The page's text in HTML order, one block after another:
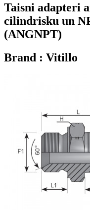
Taisni adapteri
cilindrisku un
(ANGNPT)
Brand : Vitillo